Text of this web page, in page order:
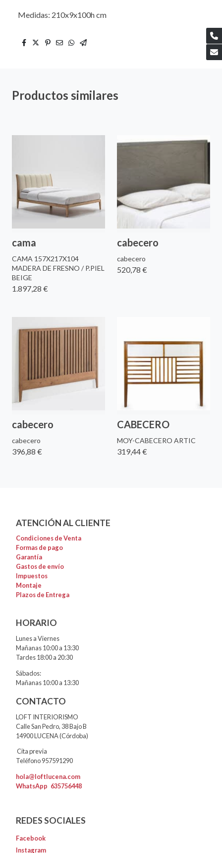
Medidas: 210x9x100h cm
Productos similares
cama
CAMA 157X217X104
MADERA DE FRESNO / P.PIEL
BEIGE
1.897,28 €
cabecero
cabecero
520,78 €
cabecero
cabecero
396,88 €
CABECERO
MOY-CABECERO ARTIC
319,44 €
ATENCIÓN AL CLIENTE
Condiciones de Venta
Formas de pago
Garantía
Gastos de envío
Impuestos
Montaje
Plazos de Entrega
HORARIO
Lunes a Viernes
Mañanas 10:00 a 13:30
Tardes 18:00 a 20:30
Sábados:
Mañanas 10:00 a 13:30
CONTACTO
LOFT INTERIORISMO
Calle San Pedro, 38 Bajo B
14900 LUCENA (Córdoba)
Cita previa
Teléfono 957591290
hola@loftlucena.com
WhatsApp 635756448
REDES SOCIALES
Facebook
Instagram